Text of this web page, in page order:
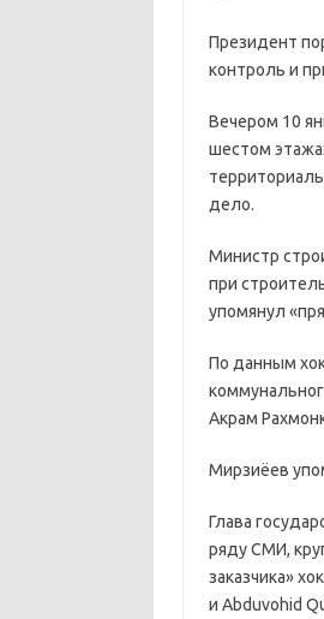
Президент
контроль и
Вечером 10
шестом
дело.
Министр
при
упомянул
По данным
Акрам
Мирзиёев
Глава
ряду СМИ,
заказчика»
и Abduvohid